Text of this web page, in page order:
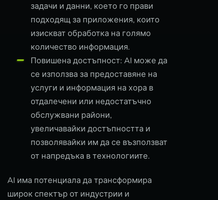
задачи и данни, което го прави
подходящ за приложения, които
изискват обработка на голямо
количество информация.
Повишена достъпност: AI може да
се използва за предоставяне на
услуги и информация на хора в
отдалечени или недостатъчно
обслужвани райони,
увеличавайки достъпността и
позволявайки им да се възползват
от напредъка в технологиите.
AI има потенциала да трансформира
широк спектър от индустрии и